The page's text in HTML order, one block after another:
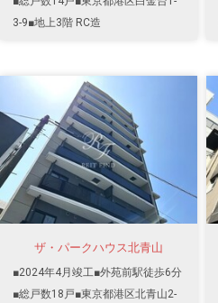
3-9■地上3階 RC造
ザ・パークハウス北青山
■2024年4月竣工■外苑前駅徒歩6分
■総戸数18戸■東京都港区北青山2-